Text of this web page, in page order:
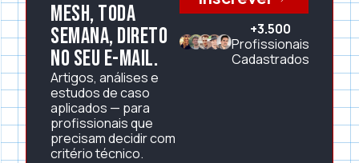
Mesh, toda
semana, direto
no seu e-mail.
Artigos, análises e
estudos de caso
aplicados — para
profissionais que
precisam decidir com
critério técnico.
+3.500
Profissionais
Cadastrados